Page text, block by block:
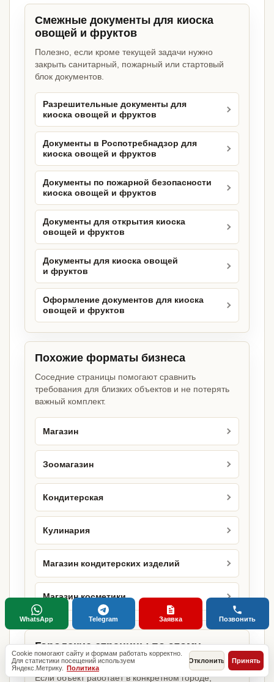
Смежные документы для киоска
овощей и фруктов
Полезно, если кроме текущей задачи нужно
закрыть санитарный, пожарный или стартовый
блок документов.
Разрешительные документы для
киоска овощей и фруктов
Документы в Роспотребнадзор для
киоска овощей и фруктов
Документы по пожарной безопасности
киоска овощей и фруктов
Документы для открытия киоска
овощей и фруктов
Документы для киоска овощей
и фруктов
Оформление документов для киоска
овощей и фруктов
Похожие форматы бизнеса
Соседние страницы помогают сравнить
требования для близких объектов и не потерять
важный комплект.
Магазин
Зоомагазин
Кондитерская
Кулинария
Магазин кондитерских изделий
Магазин косметики
Городские страницы по этому
направлению
Если объект работает в конкретном городе,
Cookie помогают сайту и формам работать корректно.
Для статистики посещений используем
Яндекс.Метрику. Политика
Отклонить Принять
WhatsApp Telegram Заявка Позвонить